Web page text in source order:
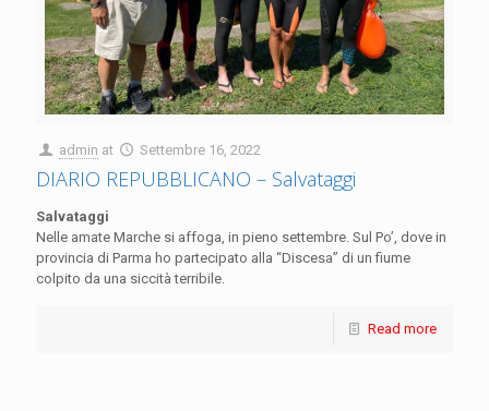
admin at Settembre 16, 2022
DIARIO REPUBBLICANO – Salvataggi
Salvataggi
Nelle amate Marche si affoga, in pieno settembre. Sul Po’, dove in
provincia di Parma ho partecipato alla “Discesa” di un fiume
colpito da una siccità terribile.
Read more